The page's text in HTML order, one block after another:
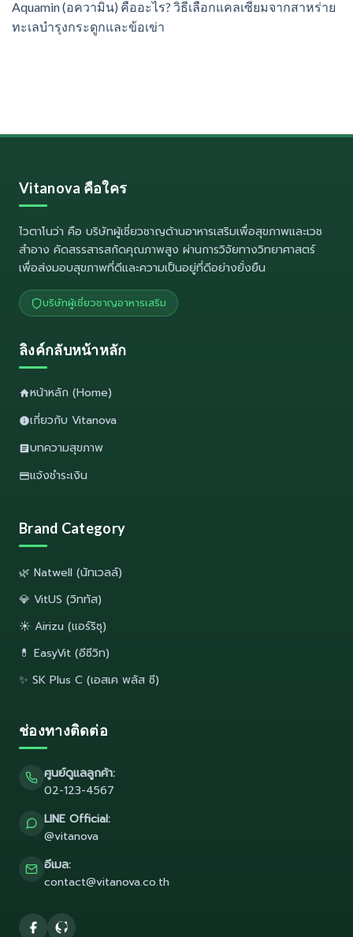
Aquamin (อความิน) คืออะไร? วิธีเลือกแคลเซียมจากสาหร่าย
ทะเลบำรุงกระดูกและข้อเข่า
Vitanova คือใคร
ไวตาโนว่า คือ บริษัทผู้เชี่ยวชาญด้านอาหารเสริมเพื่อสุขภาพและเวช
สำอาง คัดสรรสารสกัดคุณภาพสูง ผ่านการวิจัยทางวิทยาศาสตร์
เพื่อส่งมอบสุขภาพที่ดีและความเป็นอยู่ที่ดีอย่างยั่งยืน
บริษัทผู้เชี่ยวชาญอาหารเสริม
ลิงค์กลับหน้าหลัก
หน้าหลัก (Home)
เกี่ยวกับ Vitanova
บทความสุขภาพ
แจ้งชำระเงิน
Brand Category
🌿 Natwell (นัทเวลล์)
💎 VitUS (วิททัส)
☀️ Airizu (แอร์ริซุ)
💊 EasyVit (อีซีวิท)
✨ SK Plus C (เอสเค พลัส ซี)
ช่องทางติดต่อ
ศูนย์ดูแลลูกค้า:
02-123-4567
LINE Official:
@vitanova
อีเมล:
contact@vitanova.co.th